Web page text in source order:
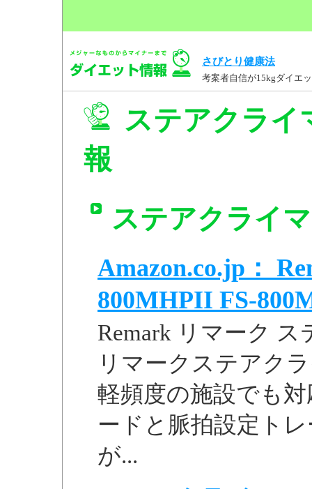
さびとり健康法
考案者自信が15kgダイエ
ステアクライ
報
ステアクライ
Amazon.co.jp：
800MHPII FS-
Remark リマーク
リマークステアク
軽頻度の施設でも
ードと脈拍設定ト
が...